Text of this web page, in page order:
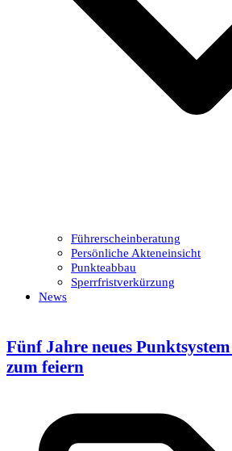
Führerscheinberatung
Persönliche Akteneinsicht
Punkteabbau
Sperrfristverkürzung
News
Fünf Jahre neues
zum feiern